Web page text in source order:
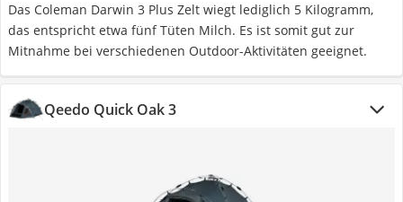
Das Coleman Darwin 3 Plus Zelt wiegt lediglich 5 Kilogramm,
das entspricht etwa fünf Tüten Milch. Es ist somit gut zur
Mitnahme bei verschiedenen Outdoor-Aktivitäten geeignet.
Qeedo Quick Oak 3